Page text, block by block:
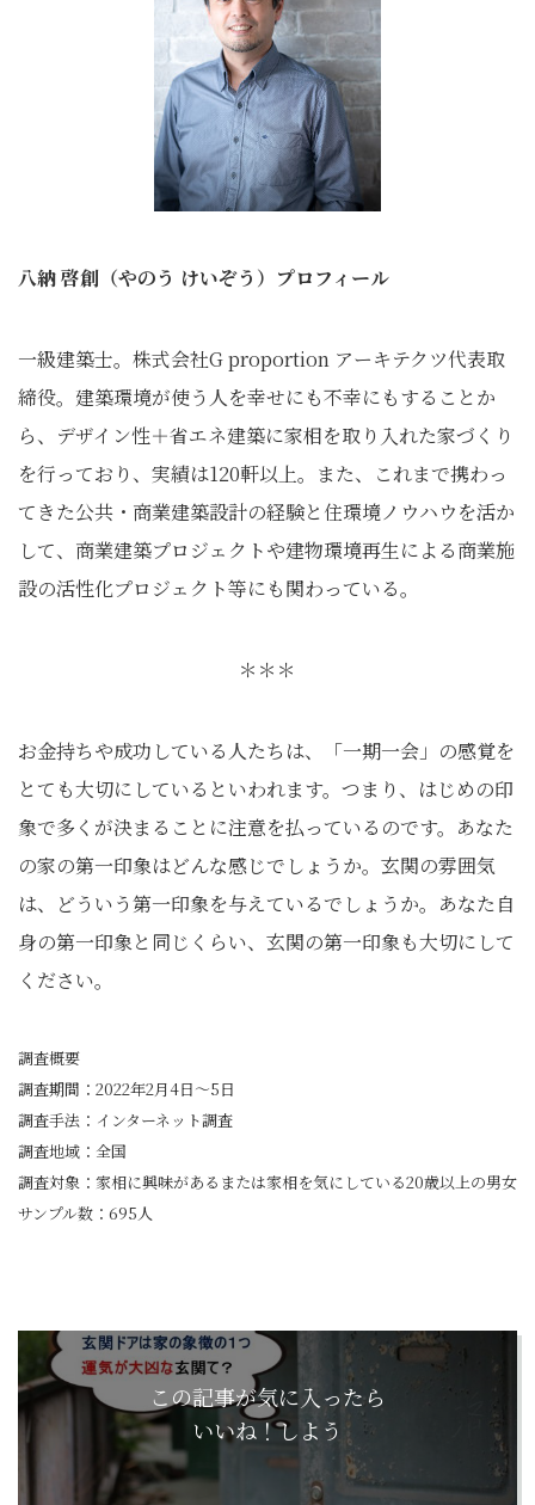
八納 啓創（やのう けいぞう）プロフィール
一級建築士。株式会社G proportion アーキテクツ代表取
締役。建築環境が使う人を幸せにも不幸にもすることか
ら、デザイン性＋省エネ建築に家相を取り入れた家づくり
を行っており、実績は120軒以上。また、これまで携わっ
てきた公共・商業建築設計の経験と住環境ノウハウを活か
して、商業建築プロジェクトや建物環境再生による商業施
設の活性化プロジェクト等にも関わっている。
＊＊＊
お金持ちや成功している人たちは、「一期一会」の感覚を
とても大切にしているといわれます。つまり、はじめの印
象で多くが決まることに注意を払っているのです。あなた
の家の第一印象はどんな感じでしょうか。玄関の雰囲気
は、どういう第一印象を与えているでしょうか。あなた自
身の第一印象と同じくらい、玄関の第一印象も大切にして
ください。
調査概要
調査期間：2022年2月4日～5日
調査手法：インターネット調査
調査地域：全国
調査対象：家相に興味があるまたは家相を気にしている20歳以上の男女
サンプル数：695人
この記事が気に入ったら
いいね！しよう